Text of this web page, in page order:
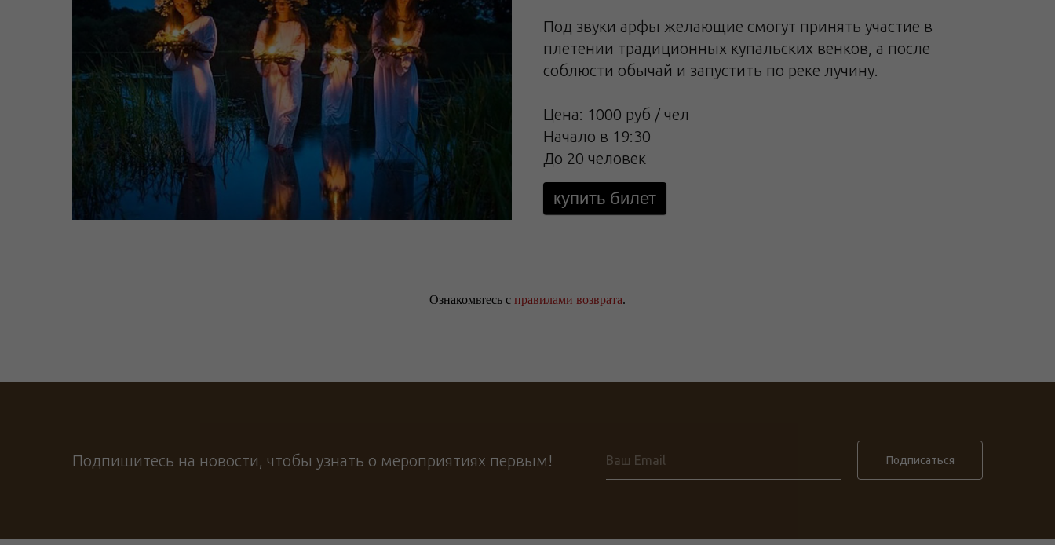
Под звуки арфы желающие смогут принять участие в
плетении традиционных купальских венков, а после
соблюсти обычай и запустить по реке лучину.
Цена: 1000 руб / чел
Начало в 19:30
До 20 человек
купить билет
Ознакомьтесь с правилами возврата.
Подпишитесь на новости, чтобы узнать о мероприятиях первым! Подписаться